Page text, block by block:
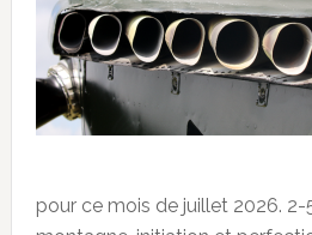
pour ce mois de juillet 2026. 2-